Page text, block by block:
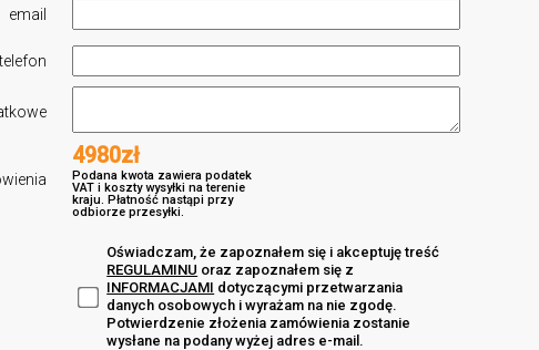
email
telefon
4980zł
Podana kwota zawiera podatek
VAT i koszty wysyłki na terenie
kraju. Płatność nastąpi przy
odbiorze przesyłki.
Oświadczam, że zapoznałem się i akceptuję treść
REGULAMINU oraz zapoznałem się z
INFORMACJAMI dotyczącymi przetwarzania
danych osobowych i wyrażam na nie zgodę.
Potwierdzenie złożenia zamówienia zostanie
wysłane na podany wyżej adres e-mail.